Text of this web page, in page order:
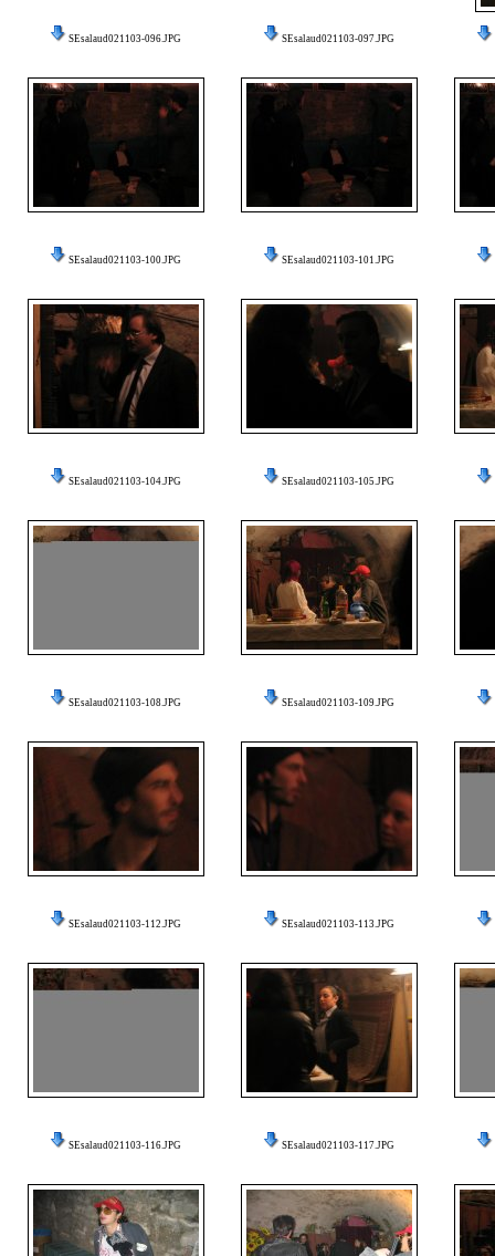
SEsalaud021103-096.JPG SEsalaud021103-097.JPG
SEsalaud021103-100.JPG SEsalaud021103-101.JPG
SEsalaud021103-104.JPG SEsalaud021103-105.JPG
SEsalaud021103-108.JPG SEsalaud021103-109.JPG
SEsalaud021103-112.JPG SEsalaud021103-113.JPG
SEsalaud021103-116.JPG SEsalaud021103-117.JPG